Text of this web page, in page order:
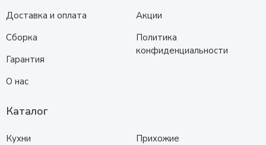
Доставка и оплата
Сборка
Гарантия
О нас
Акции
Политика
конфиденциальности
Каталог
Кухни
Прихожие